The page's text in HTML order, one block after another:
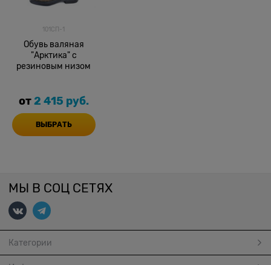
101СП-1
Обувь валяная
"Арктика" с
резиновым низом
от2 415 руб.
ВЫБРАТЬ
МЫ В СОЦ СЕТЯХ
Категории